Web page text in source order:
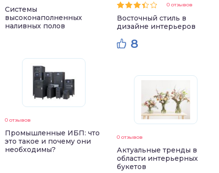
Системы
высоконаполненных
наливных полов
0 отзывов
Промышленные ИБП: что
это такое и почему они
необходимы?
0 отзывов
Восточный стиль в
дизайне интерьеров
8
0 отзывов
Актуальные тренды в
области интерьерных
букетов